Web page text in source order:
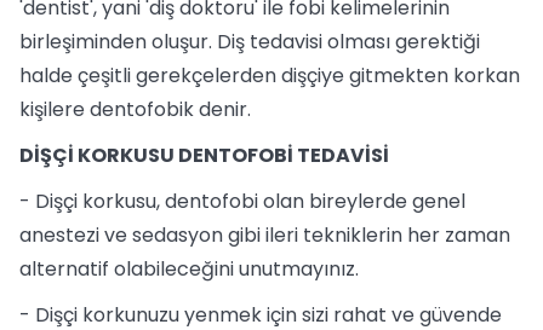
'dentist', yani 'diş doktoru' ile fobi kelimelerinin
birleşiminden oluşur. Diş tedavisi olması gerektiği
halde çeşitli gerekçelerden dişçiye gitmekten korkan
kişilere dentofobik denir.
DİŞÇİ KORKUSU DENTOFOBİ TEDAVİSİ
- Dişçi korkusu, dentofobi olan bireylerde genel
anestezi ve sedasyon gibi ileri tekniklerin her zaman
alternatif olabileceğini unutmayınız.
- Dişçi korkunuzu yenmek için sizi rahat ve güvende